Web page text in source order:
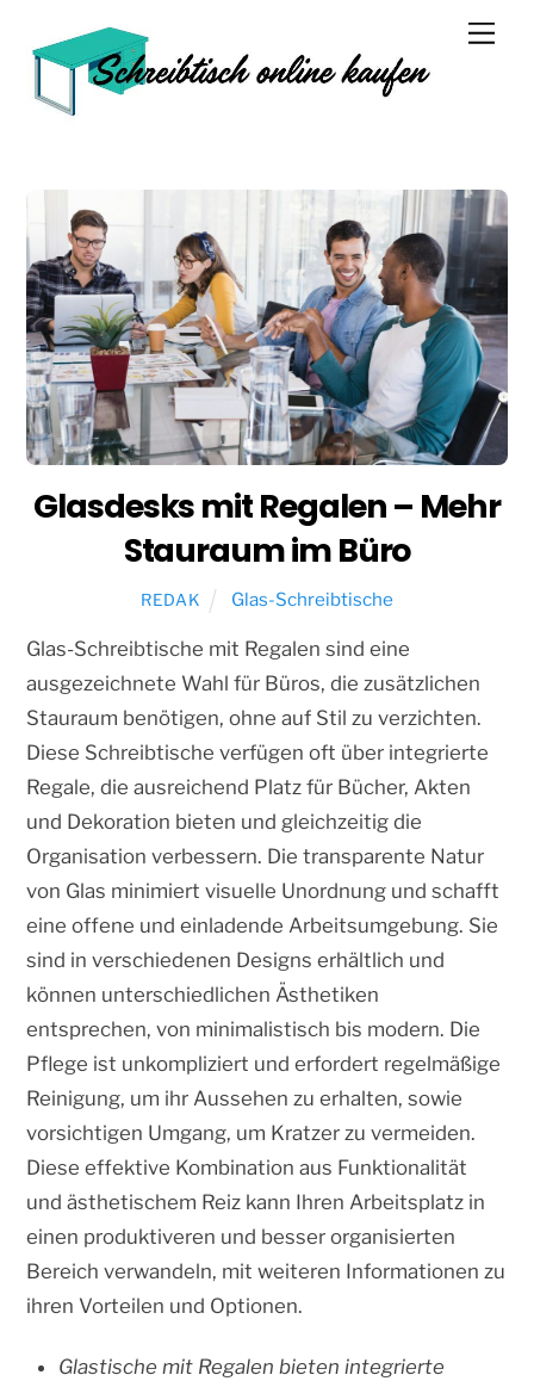
Glasdesks mit Regalen – Mehr
Stauraum im Büro
REDAK Glas-Schreibtische
Glas-Schreibtische mit Regalen sind eine
ausgezeichnete Wahl für Büros, die zusätzlichen
Stauraum benötigen, ohne auf Stil zu verzichten.
Diese Schreibtische verfügen oft über integrierte
Regale, die ausreichend Platz für Bücher, Akten
und Dekoration bieten und gleichzeitig die
Organisation verbessern. Die transparente Natur
von Glas minimiert visuelle Unordnung und schafft
eine offene und einladende Arbeitsumgebung. Sie
sind in verschiedenen Designs erhältlich und
können unterschiedlichen Ästhetiken
entsprechen, von minimalistisch bis modern. Die
Pflege ist unkompliziert und erfordert regelmäßige
Reinigung, um ihr Aussehen zu erhalten, sowie
vorsichtigen Umgang, um Kratzer zu vermeiden.
Diese effektive Kombination aus Funktionalität
und ästhetischem Reiz kann Ihren Arbeitsplatz in
einen produktiveren und besser organisierten
Bereich verwandeln, mit weiteren Informationen zu
ihren Vorteilen und Optionen.
Glastische mit Regalen bieten integrierte